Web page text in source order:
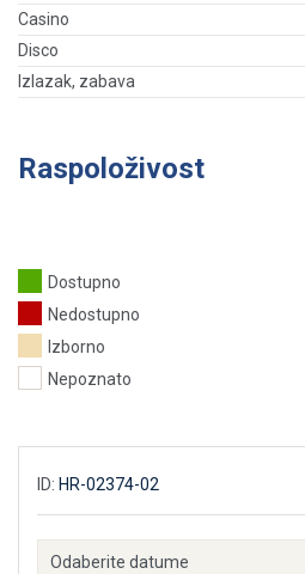
Casino
Disco
Izlazak, zabava
Raspoloživost
Dostupno
Nedostupno
Izborno
Nepoznato
ID: HR-02374-02
Odaberite datume